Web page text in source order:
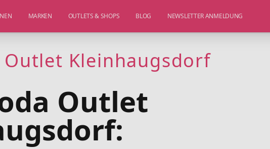
MARKEN OUTLETS & SHOPS BLOG NEWSLETTER ANMELDUNG
Outlet Kleinhaugsdorf
Outlet